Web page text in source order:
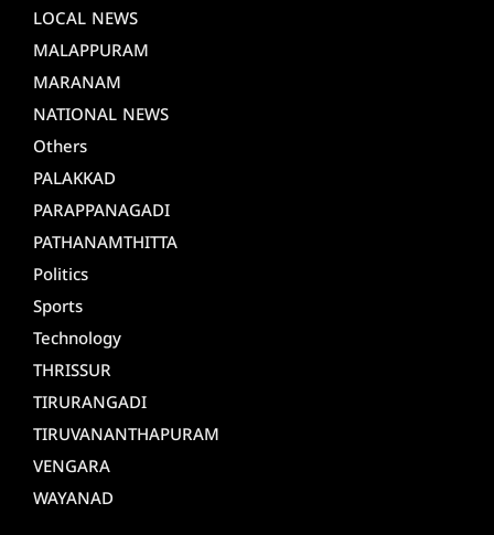
LOCAL NEWS
MALAPPURAM
MARANAM
NATIONAL NEWS
Others
PALAKKAD
PARAPPANAGADI
PATHANAMTHITTA
Politics
Sports
Technology
THRISSUR
TIRURANGADI
TIRUVANANTHAPURAM
VENGARA
WAYANAD